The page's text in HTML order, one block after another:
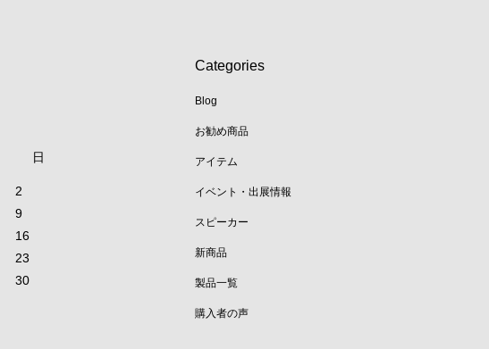
日
2
9
16
23
30
Categories
Blog
お勧め商品
アイテム
イベント・出展情報
スピーカー
新商品
製品一覧
購入者の声